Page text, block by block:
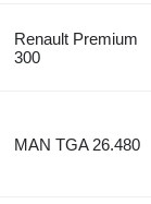
Renault Premium
300
MAN TGA 26.480